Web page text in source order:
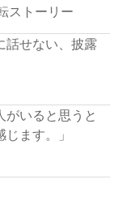
ストーリー
話せない、披露
がいると思うと
ます。」